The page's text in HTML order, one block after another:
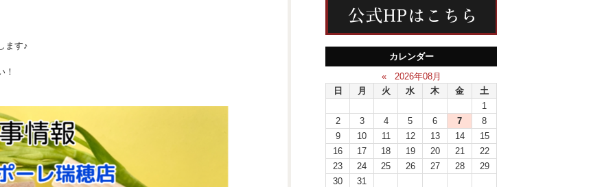
ます♪
！
カレンダー
«
2026年08月
日
月 火 水 木 金
土
1
2
3 4 5 6 7
8
9
10 11 12 13 14
15
16
17 18 19 20 21
22
23
24 25 26 27 28
29
30
31